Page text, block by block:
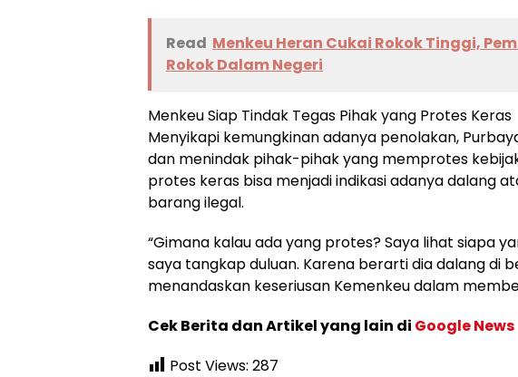
Read Menkeu Heran Cukai Rokok Tinggi,
Rokok Dalam Negeri
Menkeu Siap Tindak Tegas Pihak yang Protes Keras
Menyikapi kemungkinan adanya penolakan,
dan menindak pihak-pihak yang memprotes
protes keras bisa menjadi indikasi adanya dalang
barang ilegal.
“Gimana kalau ada yang protes? Saya lihat siapa
saya tangkap duluan. Karena berarti dia dalang di
menandaskan keseriusan Kemenkeu dalam
Cek Berita dan Artikel yang lain di Google News
Post Views: 287